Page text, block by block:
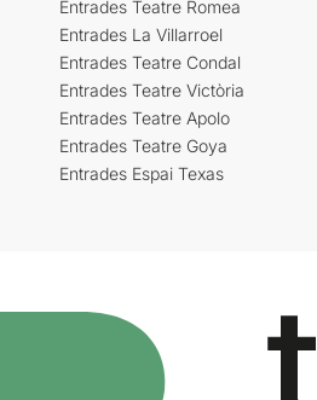
Entrades Teatre Romea
Entrades La Villarroel
Entrades Teatre Condal
Entrades Teatre Victòria
Entrades Teatre Apolo
Entrades Teatre Goya
Entrades Espai Texas